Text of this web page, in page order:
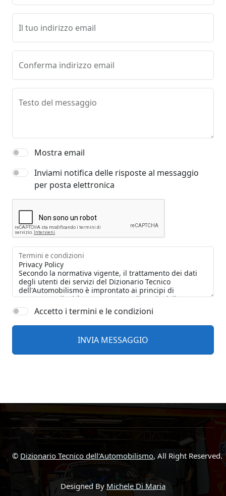
Il tuo indirizzo email
Conferma indirizzo email
Testo del messaggio
Mostra email
Inviami notifica delle risposte al messaggio
per posta elettronica
Termini e condizioni
Accetto i termini e le condizioni
© Dizionario Tecnico dell'Automobilismo, All Right Reserved.
Designed By Michele Di Maria